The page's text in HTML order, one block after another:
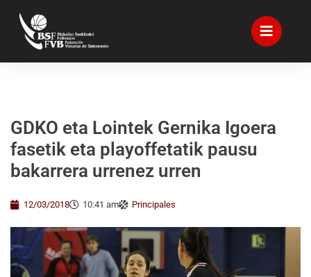
GDKO eta Lointek Gernika Igoera
fasetik eta playoffetatik pausu
bakarrera urrenez urren
12/03/2018 10:41 am Principales